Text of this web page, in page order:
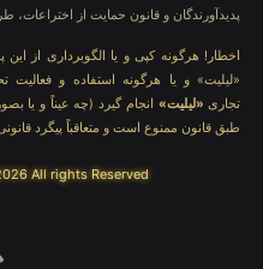
پدیدآورندگان و قانون حمایت از اختراعات،
اخطار! هرگونه کپی و یا الگوبرداری از
«لیلیت» و یا هرگونه استفاده و
تجاری «لیلیت» انجام گیرد (چه عیناً و یا
طبق قانون ممنوع است و متعاقباً پیگرد
All rights Reserved